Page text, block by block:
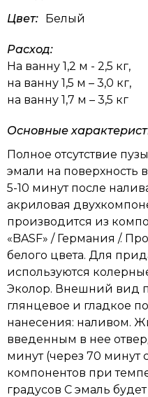
Цвет: Белый
Расход:
На ванну 1,2 м - 2,5 кг,
на ванну 1,5 м – 3,0 кг,
на ванну 1,7 м – 3,5 кг
Основные
Полное отсутствие
эмали на поверхность
5-10 минут после
акриловая
производится из
«BASF» / Германия /.
белого цвета. Для
используются
Эколор. Внешний вид
глянцевое и гладкое
нанесения: наливом.
введенным в нее
минут (через 70 минут
компонентов при
градусов С эмаль